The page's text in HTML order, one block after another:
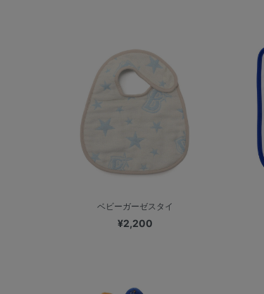
ベビーガーゼスタイ
¥2,200